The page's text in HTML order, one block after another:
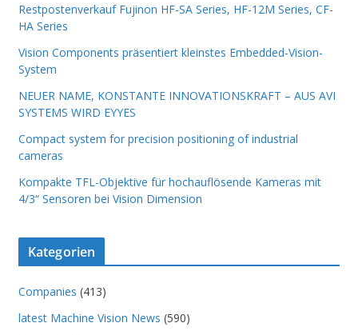
Restpostenverkauf Fujinon HF-SA Series, HF-12M Series, CF-
HA Series
Vision Components präsentiert kleinstes Embedded-Vision-
System
NEUER NAME, KONSTANTE INNOVATIONSKRAFT – AUS AVI
SYSTEMS WIRD EYYES
Compact system for precision positioning of industrial
cameras
Kompakte TFL-Objektive für hochauflösende Kameras mit
4/3“ Sensoren bei Vision Dimension
Kategorien
Companies (413)
latest Machine Vision News (590)